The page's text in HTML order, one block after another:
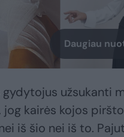
Daugiau
gydytojus užsukanti
jog kairės kojos
iš šio nei iš to.